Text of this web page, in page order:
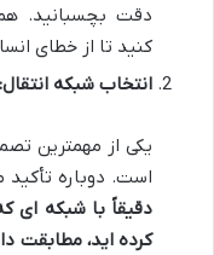
دقت بچسبانید.
کنید تا از خطای
انتخاب شبکه انتقال:
یکی از مهمترین
است. دوباره
دقیقاً با شبکه ای
کرده اید، مطابقت